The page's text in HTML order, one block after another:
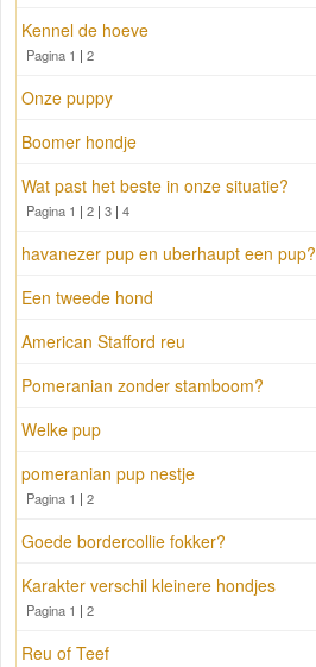
Kennel de hoeve
Pagina 1 | 2
Onze puppy
Boomer hondje
Wat past het beste in onze situatie?
Pagina 1 | 2 | 3 | 4
havanezer pup en uberhaupt een pup?
Een tweede hond
American Stafford reu
Pomeranian zonder stamboom?
Welke pup
pomeranian pup nestje
Pagina 1 | 2
Goede bordercollie fokker?
Karakter verschil kleinere hondjes
Pagina 1 | 2
Reu of Teef